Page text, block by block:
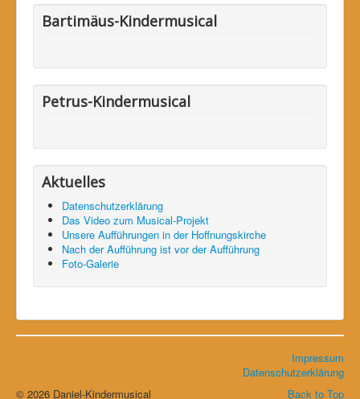
Bartimäus-Kindermusical
Petrus-Kindermusical
Aktuelles
Datenschutzerklärung
Das Video zum Musical-Projekt
Unsere Aufführungen in der Hoffnungskirche
Nach der Aufführung ist vor der Aufführung
Foto-Galerie
Impressum
Datenschutzerklärung
Back to Top
© 2026 Daniel-Kindermusical